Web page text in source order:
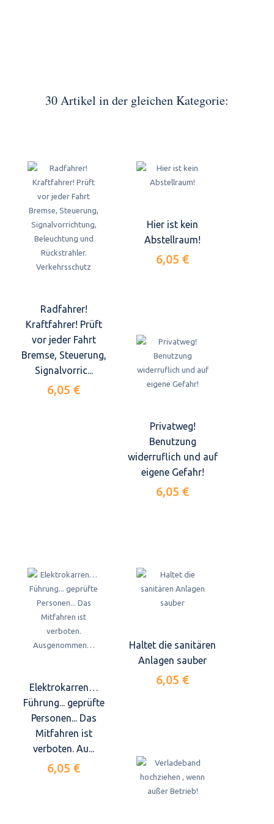
30 Artikel in der gleichen Kategorie:
Radfahrer!
Kraftfahrer! Prüft
vor jeder Fahrt
Bremse, Steuerung,
Signalvorric...
6,05 €
Hier ist kein
Abstellraum!
6,05 €
Privatweg!
Benutzung
widerruflich und auf
eigene Gefahr!
6,05 €
Elektrokarren…
Führung... geprüfte
Personen... Das
Mitfahren ist
verboten. Au...
6,05 €
Haltet die sanitären
Anlagen sauber
6,05 €